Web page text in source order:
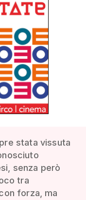
stata vissuta
senza però
tra
forza, ma